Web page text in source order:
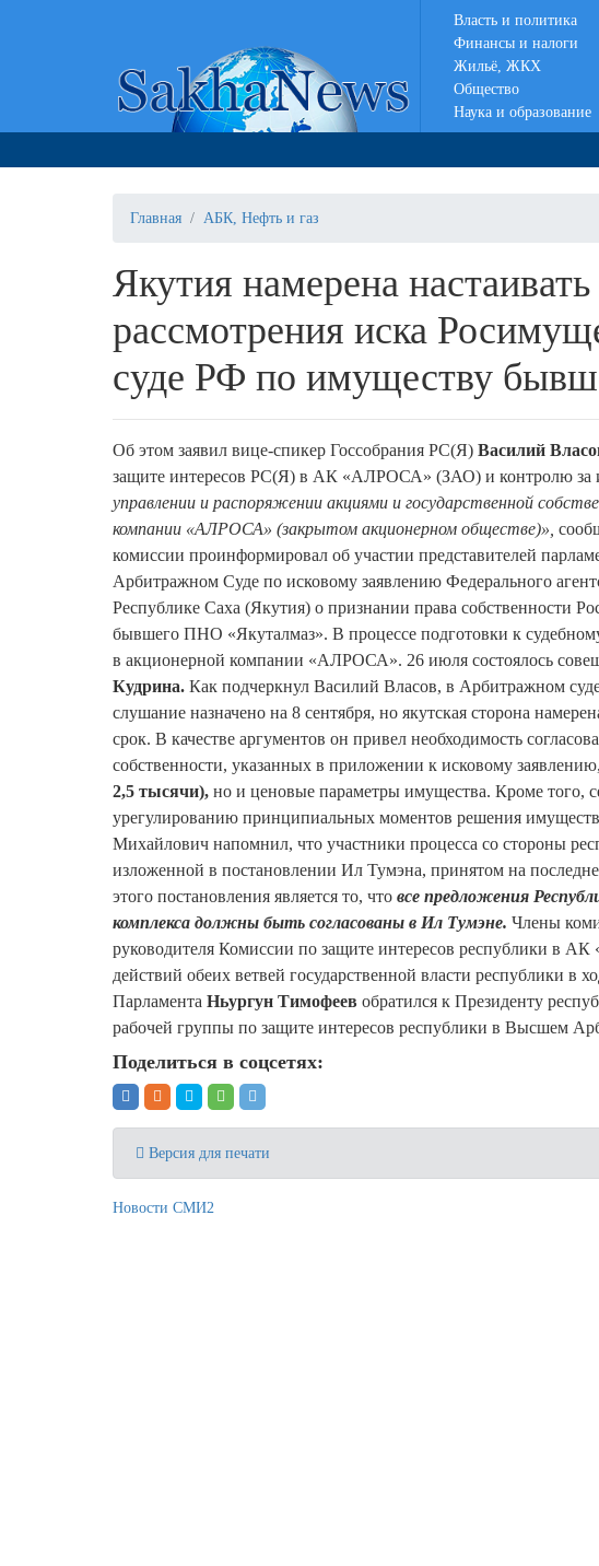
Власть и политика
Финансы и налоги
Жильё, ЖКХ
Общество
Наука и образование
Главная АБК, Нефть и газ
Якутия намерена
рассмотрения иска
суде РФ по имуществу
Об этом заявил вице-спикер Госсобрания РС(Я) Василий
защите интересов РС(Я) в АК «АЛРОСА» (ЗАО) и контролю за
управлении и распоряжении акциями и государственной
компании «АЛРОСА» (закрытом акционерном обществе)»,
комиссии проинформировал об участии представителей
Арбитражном Суде по исковому заявлению Федерального
Республике Саха (Якутия) о признании права собственности
бывшего ПНО «Якуталмаз». В процессе подготовки к
в акционерной компании «АЛРОСА». 26 июля состоялось
Кудрина. Как подчеркнул Василий Власов, в Арбитражном суде
слушание назначено на 8 сентября, но якутская сторона
срок. В качестве аргументов он привел необходимость
собственности, указанных в приложении к исковому
2,5 тысячи), но и ценовые параметры имущества. Кроме того,
урегулированию принципиальных моментов решения
Михайлович напомнил, что участники процесса со стороны
изложенной в постановлении Ил Тумэна, принятом на
этого постановления является то, что все предложения
комплекса должны быть согласованы в Ил Тумэне. Члены
руководителя Комиссии по защите интересов республики в
действий обеих ветвей государственной власти республики в
Парламента Ньургун Тимофеев обратился к Президенту
рабочей группы по защите интересов республики в Высшем
Поделиться в соцсетях:
Версия для печати
Новости СМИ2